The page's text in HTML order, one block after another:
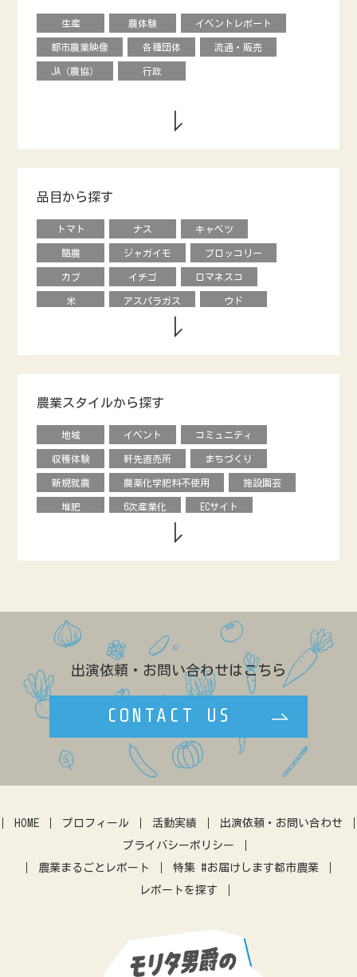
生産 農体験 イベントレポート
都市農業映像 各種団体 流通・販売
JA（農協） 行政
品目から探す
トマト ナス キャベツ
酪農 ジャガイモ ブロッコリー
カブ イチゴ ロマネスコ
米 アスパラガス ウド
オクラ ナシ ブドウ
レタス ピーマン
馬 烏骨鶏 オリーブ
キュウリ エディブルフラワー 花き
クリ オータムポエム ニンジン
ソラマメ 水菜 ルッコラ
カリフローレ スティックセニョール
バナナ アローカナ 造園
養豚
農業スタイルから探す
地域 イベント コミュニティ
収穫体験 軒先直売所 まちづくり
新規就農 農薬化学肥料不使用 施設園芸
堆肥 6次産業化 ECサイト
レストラン GAP
キャリア ネパール
効率化 農政 ブランディング
ゲストハウス 学生 八百屋
民設直売所 少量多品目
マルシェ 伝統野菜
田んぼ体験 農地問題
アーバンファーミング 古民家 体験農園
アプリ 農業振興
差別化 営農指導 農機
出演依頼・お問い合わせはこちら
CONTACT US
HOME プロフィール 活動実績
出演依頼・お問い合わせ
プライバシーポリシー
農業まるごとレポート
特集 #お届けします都市農業
レポートを探す